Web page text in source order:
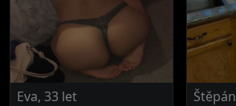
Eva, 33 let